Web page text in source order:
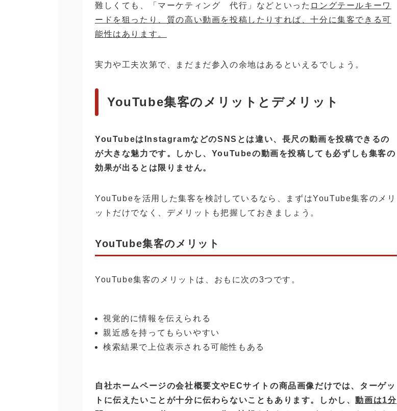
難しくても、「マーケティング 代行」などといった ロングテールキーワ
ードを狙ったり、質の高い動画を投稿したりすれば、十分に集客できる可
能性はあります。
実力や工夫次第で、まだまだ参入の余地はあるといえるでしょう。
YouTube集客のメリットとデメリット
YouTubeはInstagramなどのSNSとは違い、長尺の動画を投稿できるの
が大きな魅力です。しかし、YouTubeの動画を投稿しても必ずしも集客の
効果が出るとは限りません。
YouTubeを活用した集客を検討しているなら、まずはYouTube集客のメリ
ットだけでなく、デメリットも把握しておきましょう。
YouTube集客のメリット
YouTube集客のメリットは、おもに次の3つです。
視覚的に情報を伝えられる
親近感を持ってもらいやすい
検索結果で上位表示される可能性もある
自社ホームページの会社概要文やECサイトの商品画像だけでは、ターゲッ
トに伝えたいことが十分に伝わらないこともあります。しかし、動画は1分